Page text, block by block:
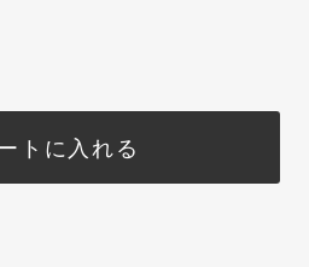
トに入れる